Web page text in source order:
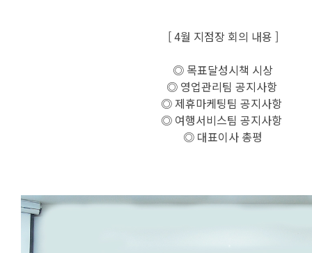
[ 4월 지점장 회의 내용 ]
◎ 목표달성시책 시상
◎ 영업관리팀 공지사항
◎ 제휴마케팅팀 공지사항
◎ 여행서비스팀 공지사항
◎ 대표이사 총평